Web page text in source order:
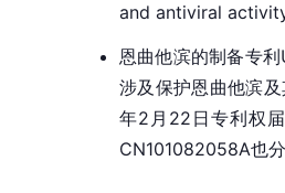
and antiviral
恩曲他滨的制备专
涉及保护恩曲他滨
年2月22日专利权
CN101082058A也